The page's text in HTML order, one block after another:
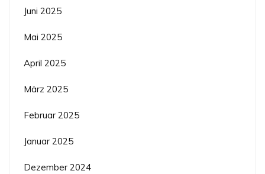
Juni 2025
Mai 2025
April 2025
März 2025
Februar 2025
Januar 2025
Dezember 2024